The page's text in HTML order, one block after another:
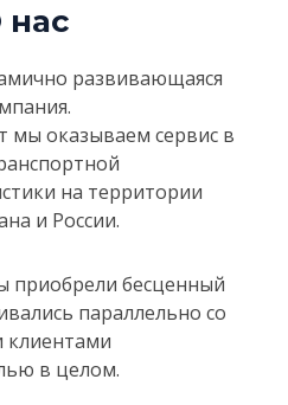
нас
развивающаяся
мы оказываем сервис в
на территории
и России.
приобрели бесценный
параллельно со
клиентами
в целом.